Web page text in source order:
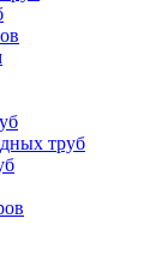
труб